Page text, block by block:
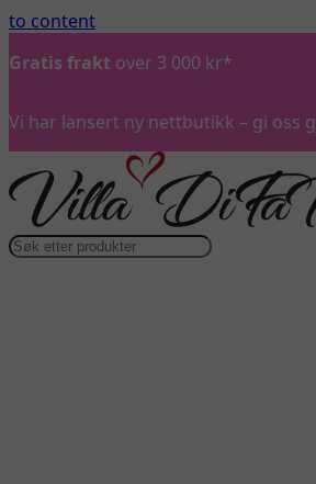
to content
Gratis frakt over 3 000 kr*
Vi har lansert ny nettbutikk – gi oss